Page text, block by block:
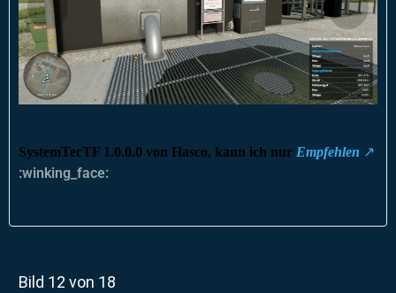
SystemTecTF 1.0.0.0 von Hasco, kann ich nur Empfehlen
:winking_face:
Bild 12 von 18